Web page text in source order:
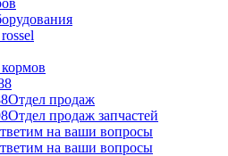
Отдел продаж
Отдел продаж запчастей
на ваши вопросы
на ваши вопросы